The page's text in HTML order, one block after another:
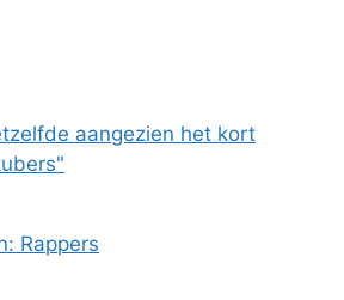
aangezien het kort
Rappers